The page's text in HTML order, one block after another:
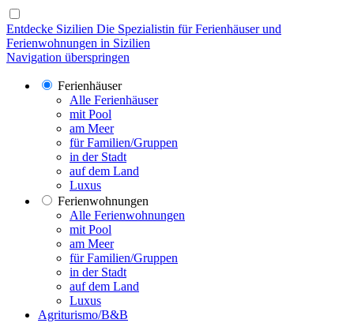
Entdecke Sizilien Die Spezialistin für Ferienhäuser und
Ferienwohnungen in Sizilien
Navigation überspringen
Ferienhäuser
Alle Ferienhäuser
mit Pool
am Meer
für Familien/Gruppen
in der Stadt
auf dem Land
Luxus
Ferienwohnungen
Alle Ferienwohnungen
mit Pool
am Meer
für Familien/Gruppen
in der Stadt
auf dem Land
Luxus
Agriturismo/B&B